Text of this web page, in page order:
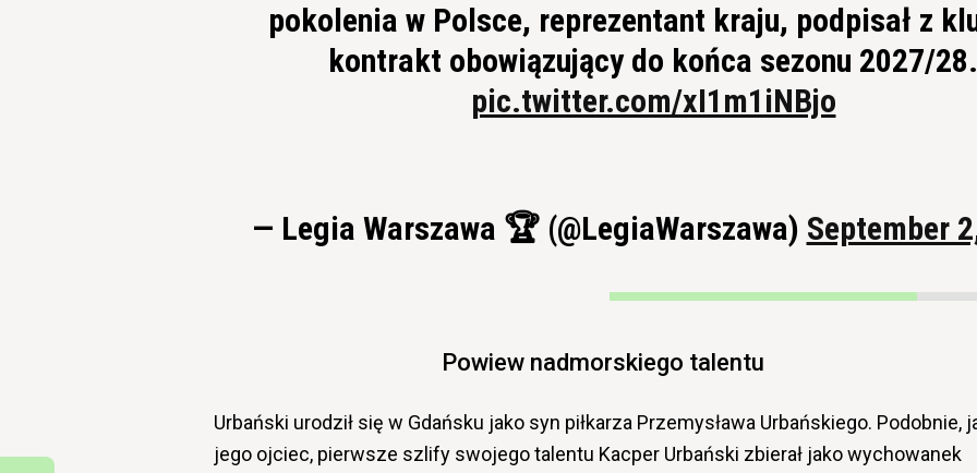
pokolenia w Polsce, reprezentant kraju, podpisał z
kontrakt obowiązujący do końca sezonu 2027/28.
pic.twitter.com/xI1m1iNBjo
— Legia Warszawa 🏆 (@LegiaWarszawa) September
Powiew nadmorskiego talentu
Urbański urodził się w Gdańsku jako syn piłkarza Przemysława Urbańskiego. Podobnie,
jego ojciec, pierwsze szlify swojego talentu Kacper Urbański zbierał jako wychowanek